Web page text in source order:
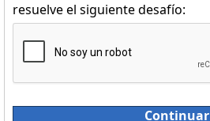
resuelve el siguiente desafío:
Continuar